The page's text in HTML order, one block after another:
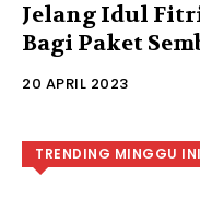
Jelang Idul
Bagi Paket
20 APRIL 2023
TRENDING MINGGU INI